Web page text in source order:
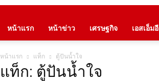
หน้าแรก หน้าข่าว เศรษฐกิจ เอสเอ็มอี
หน้าแรก แท็ก ตู้ปันน้ำใจ
แท็ก: ตู้ปันน้ำใจ